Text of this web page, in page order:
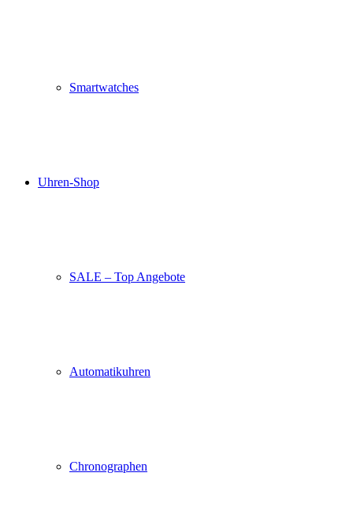
Smartwatches
Uhren-Shop
SALE – Top Angebote
Automatikuhren
Chronographen